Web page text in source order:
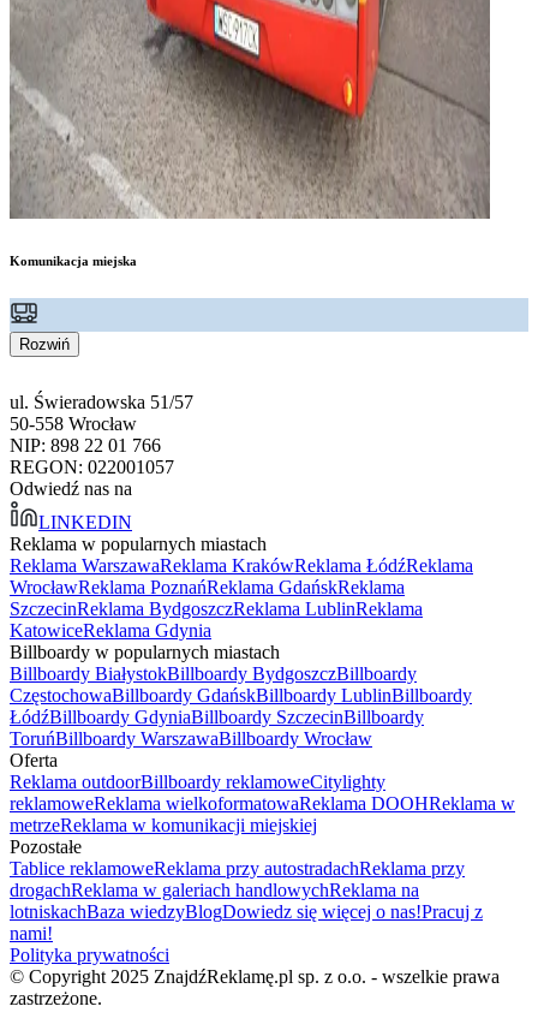
Komunikacja miejska
Rozwiń
ul. Świeradowska 51/57
50-558 Wrocław
NIP: 898 22 01 766
REGON: 022001057
Odwiedź nas na
LINKEDIN
Reklama w popularnych miastach
Reklama WarszawaReklama KrakówReklama ŁódźReklama
WrocławReklama PoznańReklama GdańskReklama
SzczecinReklama BydgoszczReklama LublinReklama
KatowiceReklama Gdynia
Billboardy w popularnych miastach
Billboardy BiałystokBillboardy BydgoszczBillboardy
CzęstochowaBillboardy GdańskBillboardy LublinBillboardy
ŁódźBillboardy GdyniaBillboardy SzczecinBillboardy
ToruńBillboardy WarszawaBillboardy Wrocław
Oferta
Reklama outdoorBillboardy reklamoweCitylighty
reklamoweReklama wielkoformatowaReklama DOOHReklama w
metrzeReklama w komunikacji miejskiej
Pozostałe
Tablice reklamoweReklama przy autostradachReklama przy
drogachReklama w galeriach handlowychReklama na
lotniskachBaza wiedzyBlogDowiedz się więcej o nas!Pracuj z
nami!
Polityka prywatności
© Copyright 2025 ZnajdźReklamę.pl sp. z o.o. - wszelkie prawa
zastrzeżone.